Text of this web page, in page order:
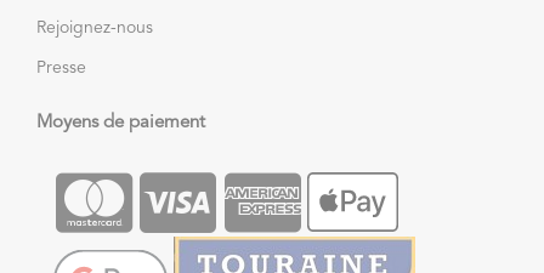
Rejoignez-nous
Presse
Moyens de paiement